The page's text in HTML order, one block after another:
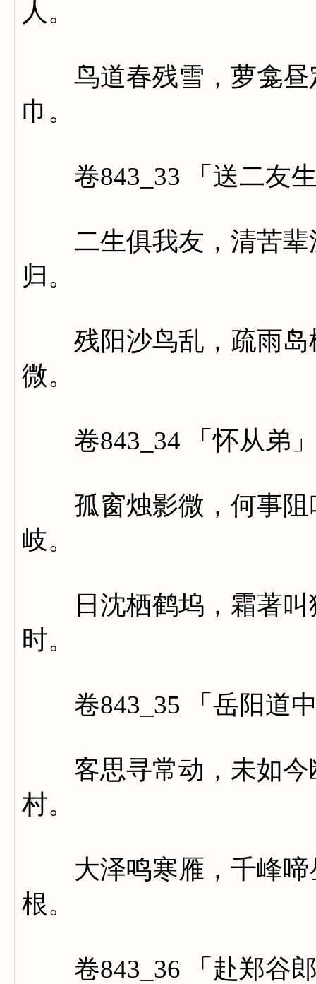
人。
鸟道春残雪，萝龛昼
巾。
卷843_33 「送二友生
二生俱我友，清苦辈
归。
残阳沙鸟乱，疏雨岛
微。
卷843_34 「怀从弟
孤窗烛影微，何事阻
岐。
日沈栖鹤坞，霜著叫
时。
卷843_35 「岳阳道
客思寻常动，未如今
村。
大泽鸣寒雁，千峰啼
根。
卷843_36 「赴郑谷郎